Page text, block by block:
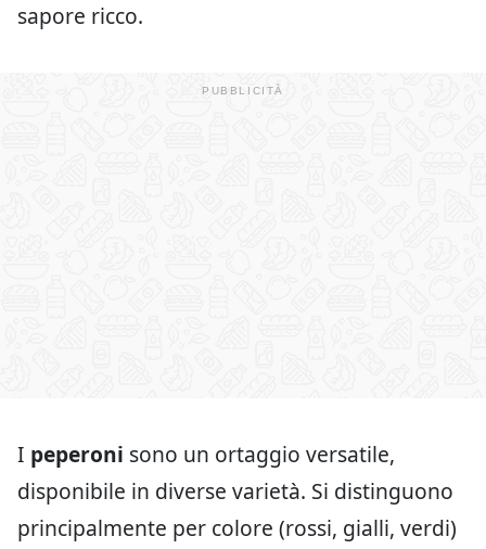
sapore ricco.
I peperoni sono un ortaggio versatile,
disponibile in diverse varietà. Si distinguono
principalmente per colore (rossi, gialli, verdi)